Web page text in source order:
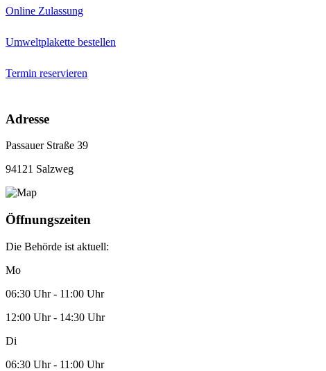
Online Zulassung
Umweltplakette bestellen
Termin reservieren
Adresse
Passauer Straße 39
94121 Salzweg
Öffnungszeiten
Die Behörde ist aktuell:
Mo
06:30 Uhr - 11:00 Uhr
12:00 Uhr - 14:30 Uhr
Di
06:30 Uhr - 11:00 Uhr